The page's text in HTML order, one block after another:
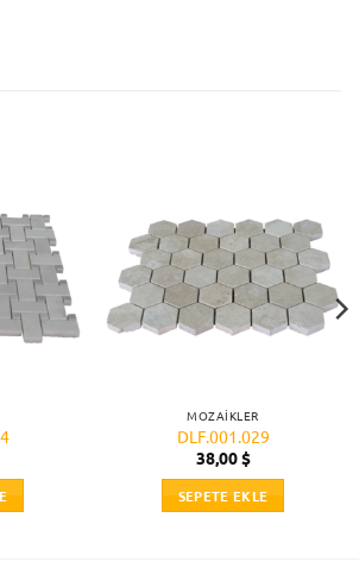
MOZAIKLER
DLF.001.029
38,00$
SEPETE EKLE